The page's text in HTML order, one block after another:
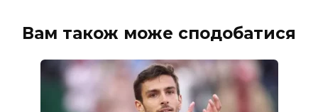
Вам також може сподобатися